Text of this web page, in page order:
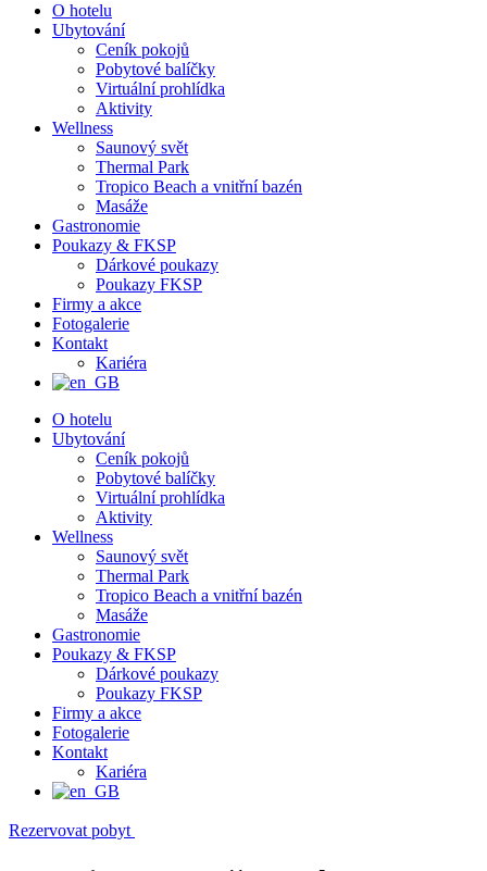
O hotelu
Ubytování
Ceník pokojů
Pobytové balíčky
Virtuální prohlídka
Aktivity
Wellness
Saunový svět
Thermal Park
Tropico Beach a vnitřní bazén
Masáže
Gastronomie
Poukazy & FKSP
Dárkové poukazy
Poukazy FKSP
Firmy a akce
Fotogalerie
Kontakt
Kariéra
O hotelu
Ubytování
Ceník pokojů
Pobytové balíčky
Virtuální prohlídka
Aktivity
Wellness
Saunový svět
Thermal Park
Tropico Beach a vnitřní bazén
Masáže
Gastronomie
Poukazy & FKSP
Dárkové poukazy
Poukazy FKSP
Firmy a akce
Fotogalerie
Kontakt
Kariéra
Rezervovat pobyt